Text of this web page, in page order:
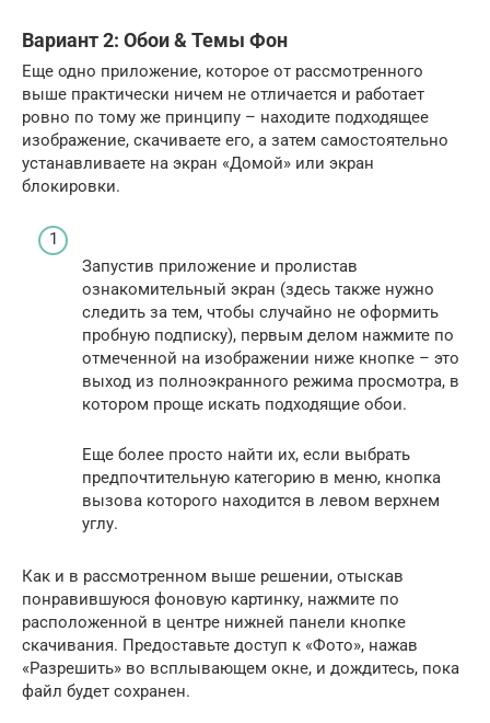
Вариант 2: Обои & Темы Фон
Еще одно приложение, которое от рассмотренного
выше практически ничем не отличается и работает
ровно по тому же принципу – находите подходящее
изображение, скачиваете его, а затем самостоятельно
устанавливаете на экран «Домой» или экран
блокировки.
Запустив приложение и пролистав
ознакомительный экран (здесь также нужно
следить за тем, чтобы случайно не оформить
пробную подписку), первым делом нажмите по
отмеченной на изображении ниже кнопке – это
выход из полноэкранного режима просмотра, в
котором проще искать подходящие обои.
Еще более просто найти их, если выбрать
предпочтительную категорию в меню, кнопка
вызова которого находится в левом верхнем
углу.
Как и в рассмотренном выше решении, отыскав
понравившуюся фоновую картинку, нажмите по
расположенной в центре нижней панели кнопке
скачивания. Предоставьте доступ к «Фото», нажав
«Разрешить» во всплывающем окне, и дождитесь, пока
файл будет сохранен.